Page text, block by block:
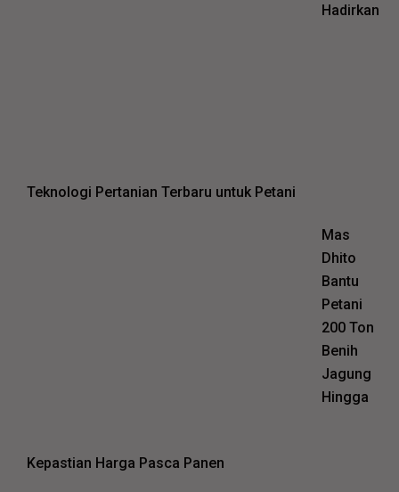
Hadirkan
Teknologi Pertanian Terbaru untuk Petani
Mas
Dhito
Bantu
Petani
200 Ton
Benih
Jagung
Hingga
Kepastian Harga Pasca Panen